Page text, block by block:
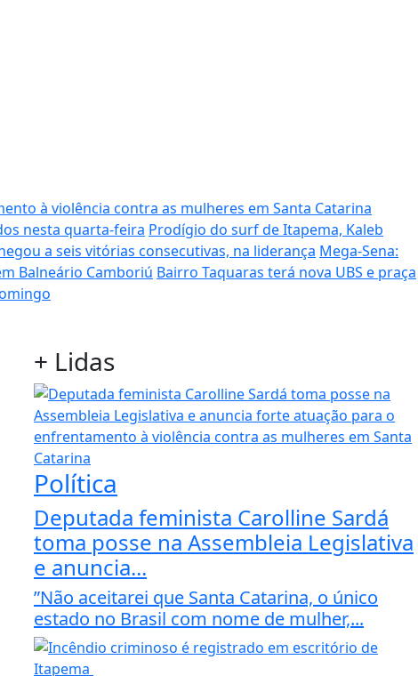
à violência contra as mulheres em Santa Catarina
nesta quarta-feira Prodígio do surf de Itapema, Kaleb
a seis vitórias consecutivas, na liderança Mega-Sena:
Balneário Camboriú Bairro Taquaras terá nova UBS e praça
+ Lidas
Política
Deputada feminista Carolline Sardá
toma posse na Assembleia Legislativa
e anuncia...
”Não aceitarei que Santa Catarina, o único
estado no Brasil com nome de mulher,...